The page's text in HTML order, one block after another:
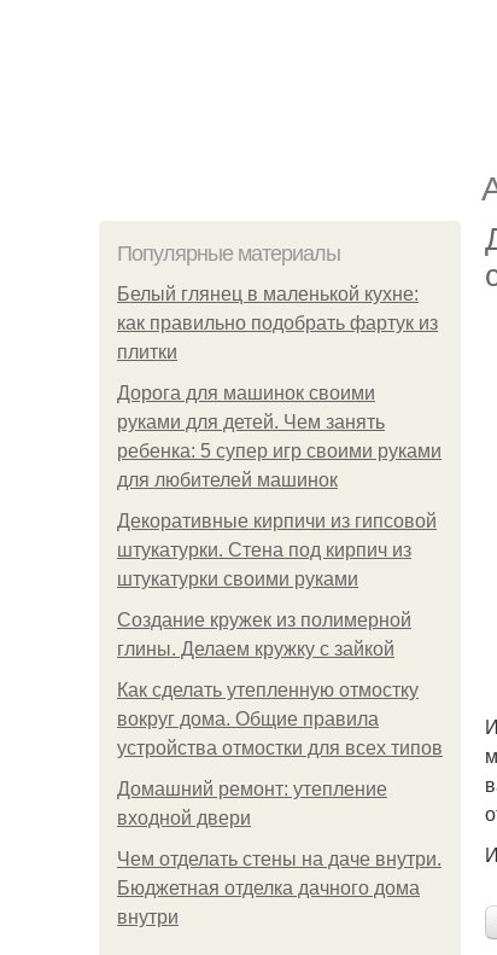
Популярные материалы
Белый глянец в маленькой кухне:
как правильно подобрать фартук из
плитки
Дорога для машинок своими
руками для детей. Чем занять
ребенка: 5 супер игр своими руками
для любителей машинок
Декоративные кирпичи из гипсовой
штукатурки. Стена под кирпич из
штукатурки своими руками
Создание кружек из полимерной
глины. Делаем кружку с зайкой
Как сделать утепленную отмостку
вокруг дома. Общие правила
устройства отмостки для всех типов
Домашний ремонт: утепление
входной двери
Чем отделать стены на даче внутри.
Бюджетная отделка дачного дома
внутри